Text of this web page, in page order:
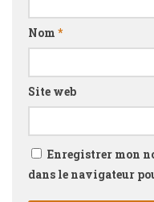
Nom *
Site web
Enregistrer mon
dans le navigateur